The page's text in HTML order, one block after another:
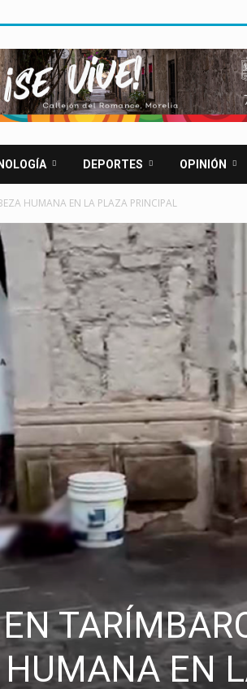
DEPORTES OPINIÓN
HUMANA EN LA PLAZA PRINCIPAL
EN